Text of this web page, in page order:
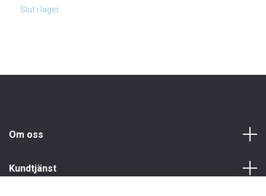
Slut i lager
Om oss
Kundtjänst